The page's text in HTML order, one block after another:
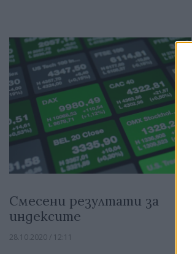
Смесени резултати за
индексите
28.10.2020 / 12:11